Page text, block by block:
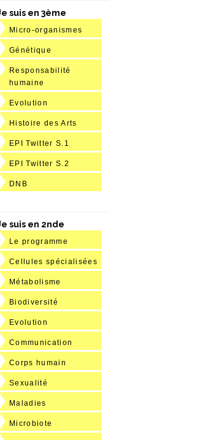
suis en 3ème
Micro-organismes
Génétique
Responsabilité
humaine
Evolution
Histoire des Arts
EPI Twitter S.1
EPI Twitter S.2
DNB
suis en 2nde
Le programme
Cellules spécialisées
Métabolisme
Biodiversité
Evolution
Communication
Corps humain
Sexualité
Maladies
Microbiote